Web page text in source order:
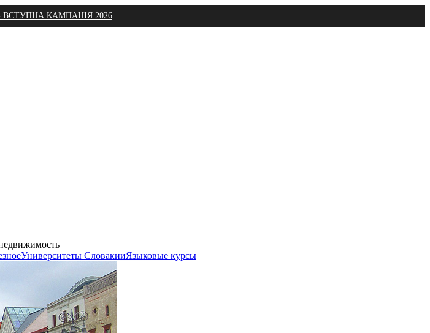
ВСТУПНА КАМПАНІЯ 2026
Университеты СловакииЯзыковые курсы